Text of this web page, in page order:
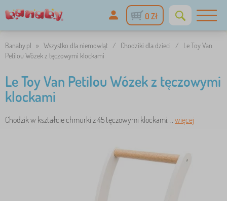
0 Zł
Banaby.pl » Wszystko dla niemowląt / Chodziki dla dzieci /
Le Toy Van
Petilou Wózek z tęczowymi klockami
Le Toy Van Petilou Wózek z tęczowymi
klockami
Chodzik w kształcie chmurki z 45 tęczowymi klockami. .. więcej